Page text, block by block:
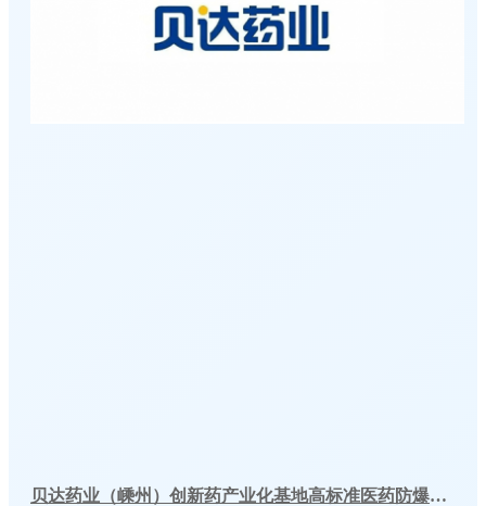
贝达药业（嵊州）创新药产业化基地高标准医药防爆冷库建造工程案例